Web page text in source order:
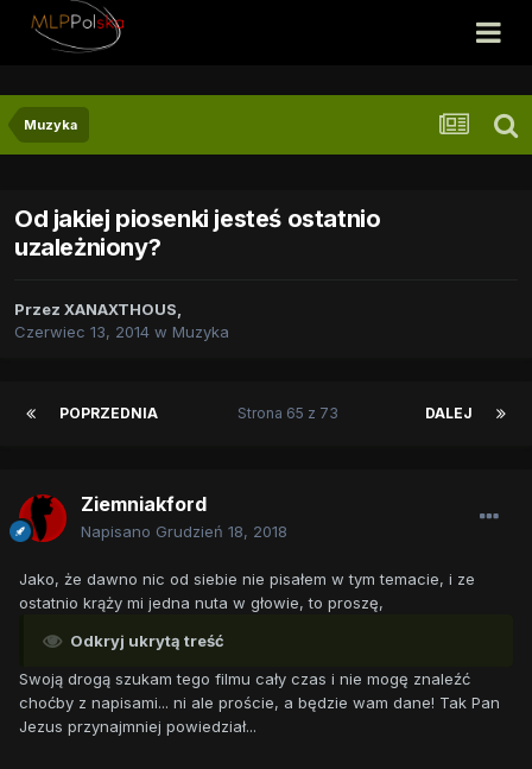
Muzyka
Od jakiej piosenki jesteś ostatnio
uzależniony?
Przez XANAXTHOUS,
Czerwiec 13, 2014 w Muzyka
POPRZEDNIA DALEJ
Strona 65 z 73
Ziemniakford
Napisano Grudzień 18, 2018
Jako, że dawno nic od siebie nie pisałem w tym temacie, i ze
ostatnio krąży mi jedna nuta w głowie, to proszę,
Odkryj ukrytą treść
Swoją drogą szukam tego filmu cały czas i nie mogę znaleźć
choćby z napisami... ni ale proście, a będzie wam dane! Tak Pan
Jezus przynajmniej powiedział...